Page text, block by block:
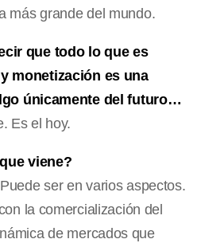
más grande del mundo.
que todo lo que es
monetización es una
únicamente del futuro…
Es el hoy.
viene?
ser en varios aspectos.
la comercialización del
de mercados que